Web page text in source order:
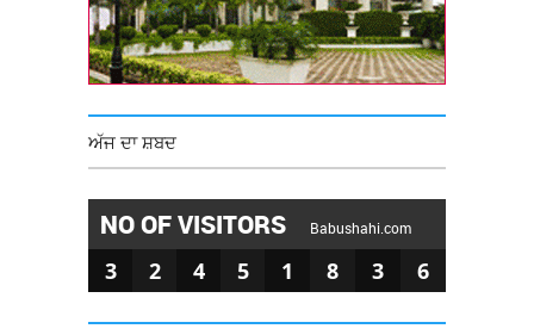
ਅੱਜ ਦਾ ਸ਼ਬਦ
NO OF VISITORS Babushahi.com
3 2 4 5 1 8 3 6